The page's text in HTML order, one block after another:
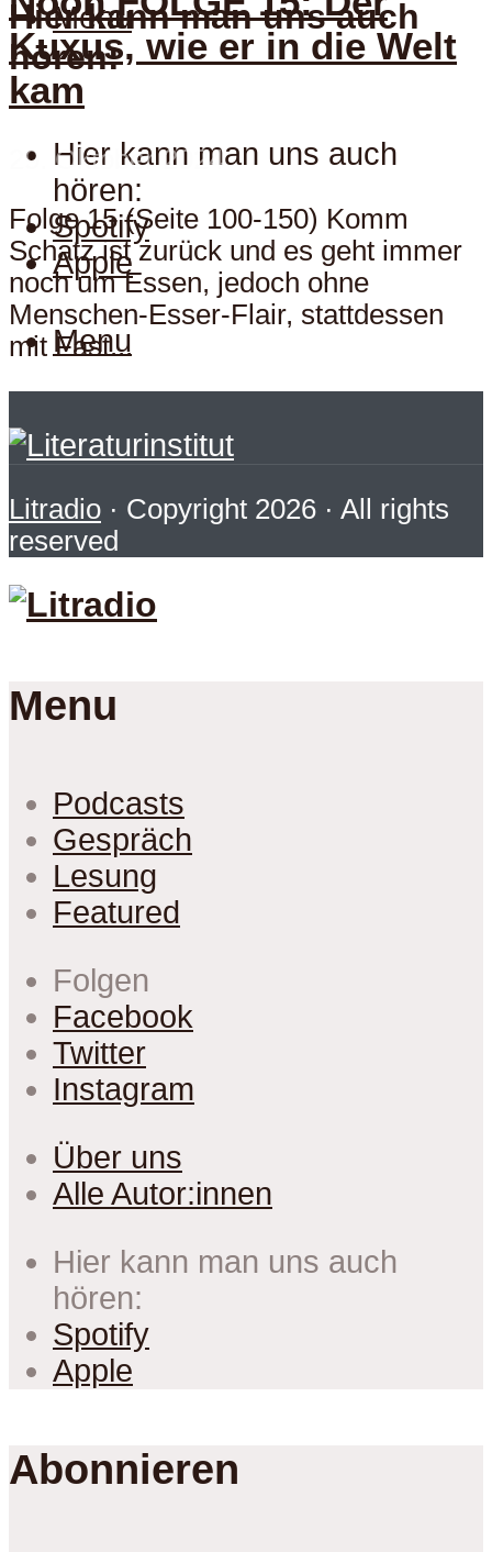
Menu
Hier kann man uns auch
hören:
Hier kann man uns auch
hören:
Spotify
Apple
Menu
Kuxus, wie er in die Welt
kam
29. Oktober 2024
Folge 15 (Seite 100-150) Komm
Schatz ist zurück und es geht immer
noch um Essen, jedoch ohne
Menschen-Esser-Flair, stattdessen
mit Fast...
Litradio · Copyright 2026 · All rights
reserved
Menu
Podcasts
Gespräch
Lesung
Featured
Folgen
Facebook
Twitter
Instagram
Über uns
Alle Autor:innen
Hier kann man uns auch
hören:
Spotify
Apple
Abonnieren